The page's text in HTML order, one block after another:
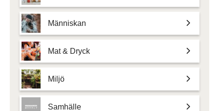
Människan
Mat & Dryck
Miljö
Samhälle